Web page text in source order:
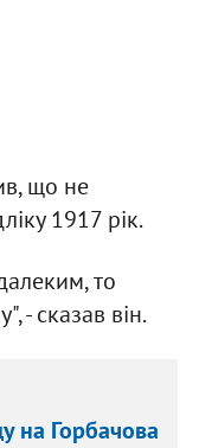
що не
1917 рік.
то
- сказав він.
на Горбачова